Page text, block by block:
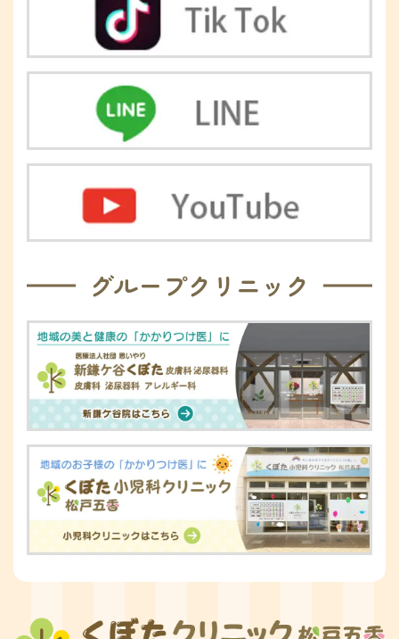
グループクリニック